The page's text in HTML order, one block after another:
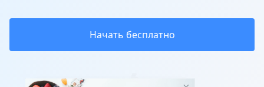
Начать бесплатно